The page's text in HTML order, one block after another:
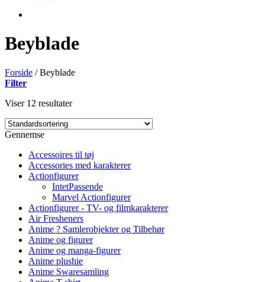
Beyblade
Forside /Beyblade
Filter
Viser 12 resultater
Gennemse
Accessoires til tøj
Accessories med karakterer
Actionfigurer
IntetPassende
Marvel Actionfigurer
Actionfigurer - TV- og filmkarakterer
Air Fresheners
Anime ? Samlerobjekter og Tilbehør
Anime og figurer
Anime og manga-figurer
Anime plushie
Anime Swaresamling